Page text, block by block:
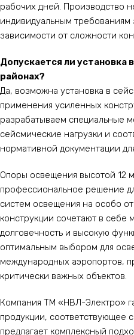
рабочих дней. Производство
индивидуальным
зависимости от сложности
Допускается ли установка
районах?
Да, возможна установка в
применения усиленных
разрабатываем специальные
сейсмические нагрузки и
нормативной документации
Опоры освещения высотой 12
профессиональное решение
систем освещения на особо
конструкции сочетают в себе
долговечность и высокую
оптимальным выбором для
международных аэропортов,
критически важных объектов.
Компания ТМ «НВЛ-Электро»
продукции, соответствующее
предлагает комплексный